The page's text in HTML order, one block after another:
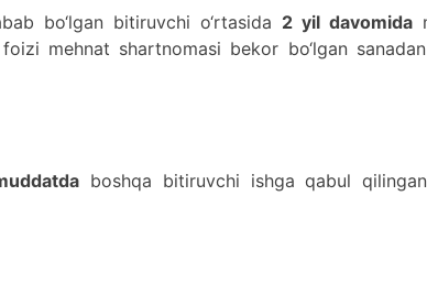
bo‘lgan bitiruvchi o‘rtasida 2 yil davomida
mehnat shartnomasi bekor bo‘lgan
boshqa bitiruvchi ishga qabul